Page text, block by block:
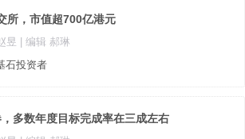
所，市值超700亿港元
昱
| 编辑 郝琳
石投资者
多数年度目标完成率在三成左右